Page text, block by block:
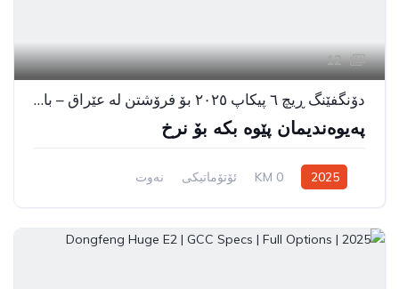
12
دۆنگفێنگ ڕیچ ٦ پیکاپ ٢٠٢٥ بۆ فرۆشتن لە عێراق – باشترین نرخ
پەیوەندیمان پێوە بکە بۆ نرخ
2025
0 KM ئۆتۆماتیکی
نەوت